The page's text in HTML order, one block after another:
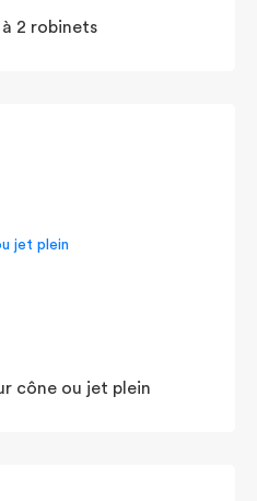
à 2 robinets
cône ou jet plein